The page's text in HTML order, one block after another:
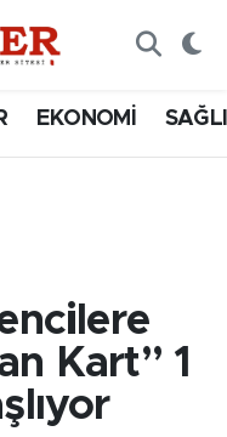
EKONOMİ
Kart” 1